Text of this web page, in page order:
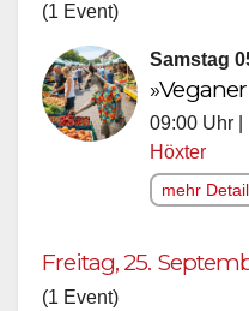
(1 Event)
Samstag
09:00 Uhr |
Höxter
mehr
Freitag, 25.
(1 Event)